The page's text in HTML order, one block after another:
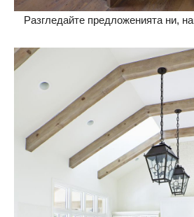
Разгледайте предложенията ни,